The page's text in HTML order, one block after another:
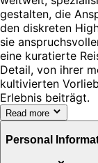
gestalten, die
den diskreten
sie
eine kuratierte
Detail, von ihrer
kultivierten
Erlebnis beiträgt.
Read more
Personal